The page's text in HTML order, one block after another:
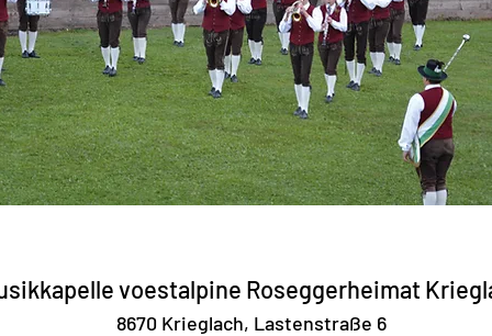
voestalpine Roseggerheimat
8670 Krieglach, Lastenstraße 6